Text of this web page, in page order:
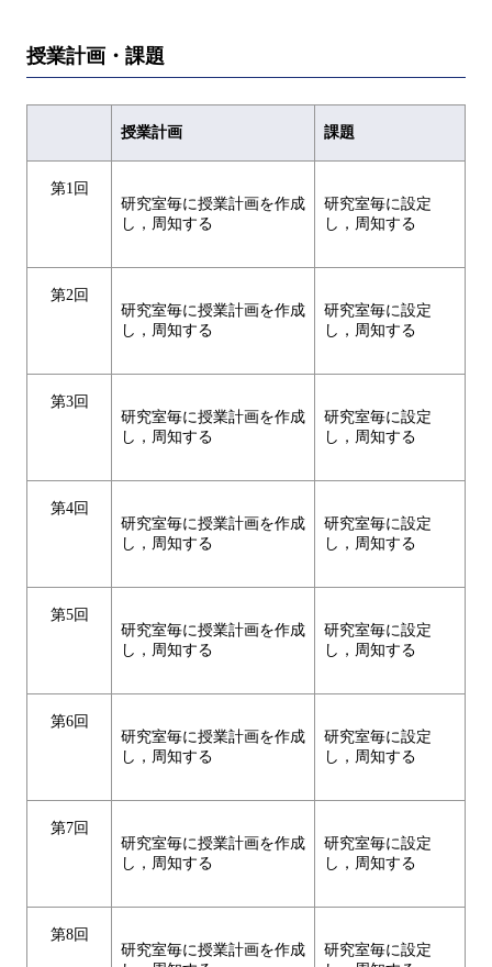
授業計画・課題
授業計画 課題
第1回
研究室毎に授業計画を作成
し，周知する
研究室毎に設定
し，周知する
第2回
研究室毎に授業計画を作成
し，周知する
研究室毎に設定
し，周知する
第3回
研究室毎に授業計画を作成
し，周知する
研究室毎に設定
し，周知する
第4回
研究室毎に授業計画を作成
し，周知する
研究室毎に設定
し，周知する
第5回
研究室毎に授業計画を作成
し，周知する
研究室毎に設定
し，周知する
第6回
研究室毎に授業計画を作成
し，周知する
研究室毎に設定
し，周知する
第7回
研究室毎に授業計画を作成
し，周知する
研究室毎に設定
し，周知する
第8回
研究室毎に授業計画を作成
研究室毎に設定